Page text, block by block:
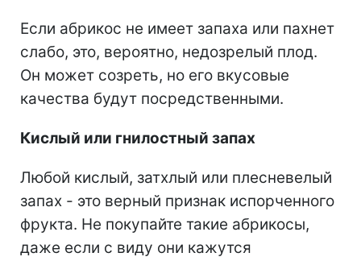
Если абрикос не имеет запаха или пахнет
слабо, это, вероятно, недозрелый плод.
Он может созреть, но его вкусовые
качества будут посредственными.
Кислый или гнилостный запах
Любой кислый, затхлый или плесневелый
запах - это верный признак испорченного
фрукта. Не покупайте такие абрикосы,
даже если с виду они кажутся